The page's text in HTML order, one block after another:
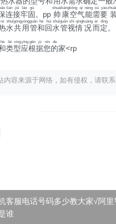
bǎo
连
lián
接
jiē
牢
láo
固
gù
。pp 帅
shuài
康
kāng
空
kōng
气
qì
能
néng
需
xū
要
yào
rè
水
shuǐ
共
gòng
用
yòng
管
guǎn
和
hé
回
huí
水
shuǐ
管
guǎn
视
shì
情
qíng
况
kuàng
而
ér
定
dìng
。
hé
类
lèi
型
xíng
应
yīng
根
gēn
据
jù
您
nín
的
de
家<rp
内容来源于网络，如有侵权，请联
客服电话号码多少教大家√阿里
谁